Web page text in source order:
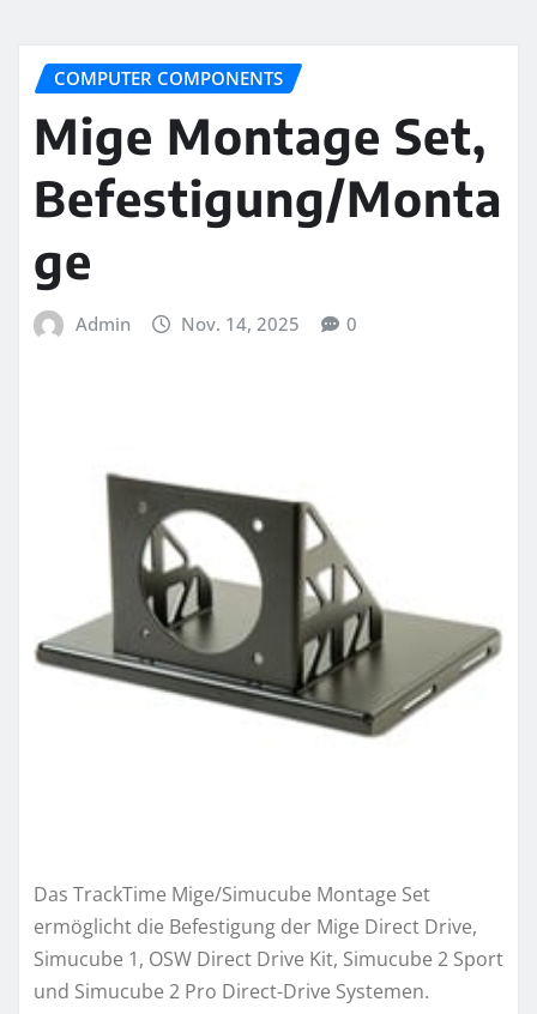
COMPUTER COMPONENTS
Mige Montage Set,
Befestigung/Monta
ge
Admin Nov. 14, 2025 0
Das TrackTime Mige/Simucube Montage Set
ermöglicht die Befestigung der Mige Direct Drive,
Simucube 1, OSW Direct Drive Kit, Simucube 2 Sport
und Simucube 2 Pro Direct-Drive Systemen.